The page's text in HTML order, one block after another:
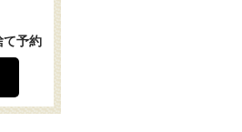
て予約